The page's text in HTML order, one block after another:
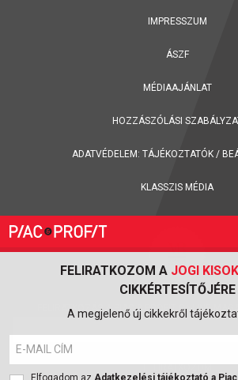
FELIRATKOZOM A JOGI
CIKKÉRTESÍTŐJÉRE
A megjelenő új cikkekről
Elfogadom az Adatkezelési tájékoztató a
IMPRESSZUM
ÁSZF
MÉDIAAJÁNLAT
HOZZÁSZÓLÁSI
ADATVÉDELEM: TÁJÉKOZTATÓK /
KLASSZIS MÉDIA
FELIRATKOZÁS A PIAC & PROFIT ONLINE
FELIRATKOZOM